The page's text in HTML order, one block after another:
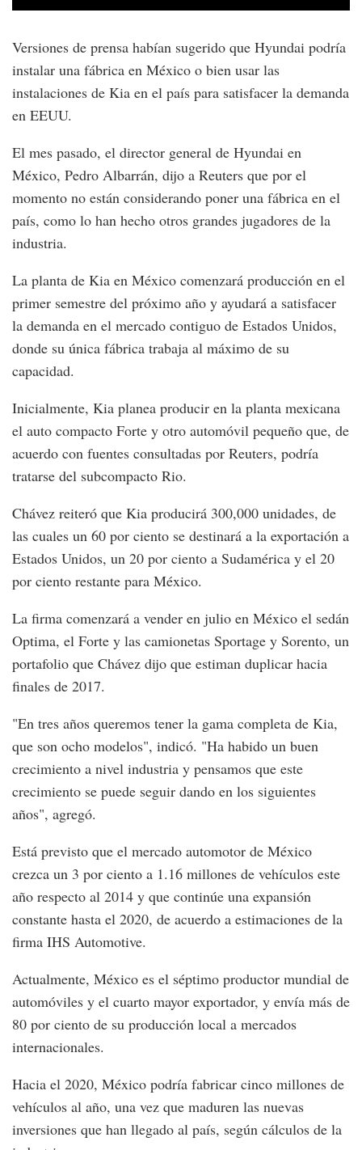
Versiones de prensa habían sugerido que Hyundai podría
instalar una fábrica en México o bien usar las
instalaciones de Kia en el país para satisfacer la demanda
en EEUU.
El mes pasado, el director general de Hyundai en
México, Pedro Albarrán, dijo a Reuters que por el
momento no están considerando poner una fábrica en el
país, como lo han hecho otros grandes jugadores de la
industria.
La planta de Kia en México comenzará producción en el
primer semestre del próximo año y ayudará a satisfacer
la demanda en el mercado contiguo de Estados Unidos,
donde su única fábrica trabaja al máximo de su
capacidad.
Inicialmente, Kia planea producir en la planta mexicana
el auto compacto Forte y otro automóvil pequeño que, de
acuerdo con fuentes consultadas por Reuters, podría
tratarse del subcompacto Rio.
Chávez reiteró que Kia producirá 300,000 unidades, de
las cuales un 60 por ciento se destinará a la exportación a
Estados Unidos, un 20 por ciento a Sudamérica y el 20
por ciento restante para México.
La firma comenzará a vender en julio en México el sedán
Optima, el Forte y las camionetas Sportage y Sorento, un
portafolio que Chávez dijo que estiman duplicar hacia
finales de 2017.
"En tres años queremos tener la gama completa de Kia,
que son ocho modelos", indicó. "Ha habido un buen
crecimiento a nivel industria y pensamos que este
crecimiento se puede seguir dando en los siguientes
años", agregó.
Está previsto que el mercado automotor de México
crezca un 3 por ciento a 1.16 millones de vehículos este
año respecto al 2014 y que continúe una expansión
constante hasta el 2020, de acuerdo a estimaciones de la
firma IHS Automotive.
Actualmente, México es el séptimo productor mundial de
automóviles y el cuarto mayor exportador, y envía más de
80 por ciento de su producción local a mercados
internacionales.
Hacia el 2020, México podría fabricar cinco millones de
vehículos al año, una vez que maduren las nuevas
inversiones que han llegado al país, según cálculos de la